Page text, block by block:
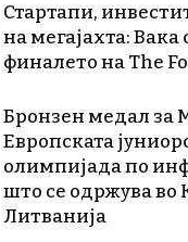
Стартапи,
на мегајахта:
финалето на The
Бронзен медал за
Европската
олимпијада по
што се одржува во
Литванија